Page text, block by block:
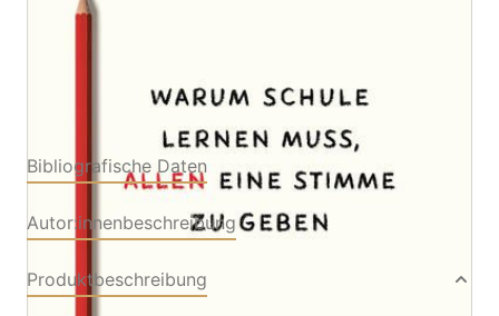
Leseprobe_Generation_Haram_1
Bibliografische Daten
Autor:innenbeschreibung
Produktbeschreibung